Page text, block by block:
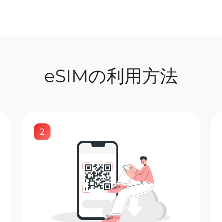
eSIMの利用方法
2